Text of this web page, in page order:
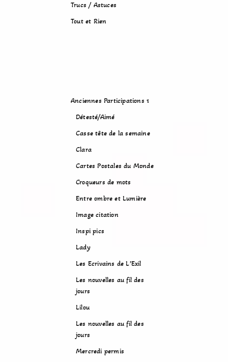
Trucs / Astuces
Tout et Rien
Anciennes Participations 1
Détesté/Aimé
Casse tête de la semaine
Clara
Cartes Postales du Monde
Croqueurs de mots
Entre ombre et Lumière
Image citation
Inspi pics
Lady
Les Ecrivains de L’Exil
Les nouvelles au fil des
jours
Lilou
Les nouvelles au fil des
jours
Mercredi permis